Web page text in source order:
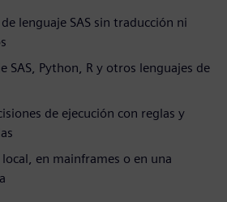
lenguaje SAS sin traducción ni
SAS, Python, R y otros lenguajes de
de ejecución con reglas y
en mainframes o en una